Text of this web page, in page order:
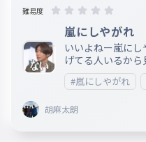
難易度
嵐にしやが
いいよねー嵐にしやがれ、
げてる人いるから
#嵐にしやがれ
胡麻太朗